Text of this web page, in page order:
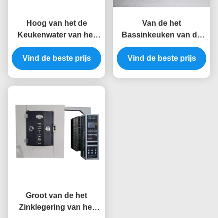
Hoog van het de
Keukenwater van het
Ionisatietarief van de de
Gootsteen Vacuümpvd
Kathodisch Boog het
Kleur
Vind de beste prijs
Van de het
Bassinkeuken van de
roestvrij staalwas van
de de Toestellen de
Kathodische Boog
Vind de beste prijs
Groot van de het
Zinklegering van het